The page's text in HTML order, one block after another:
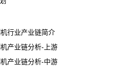
行业产业链简介
产业链分析-上游
产业链分析-中游